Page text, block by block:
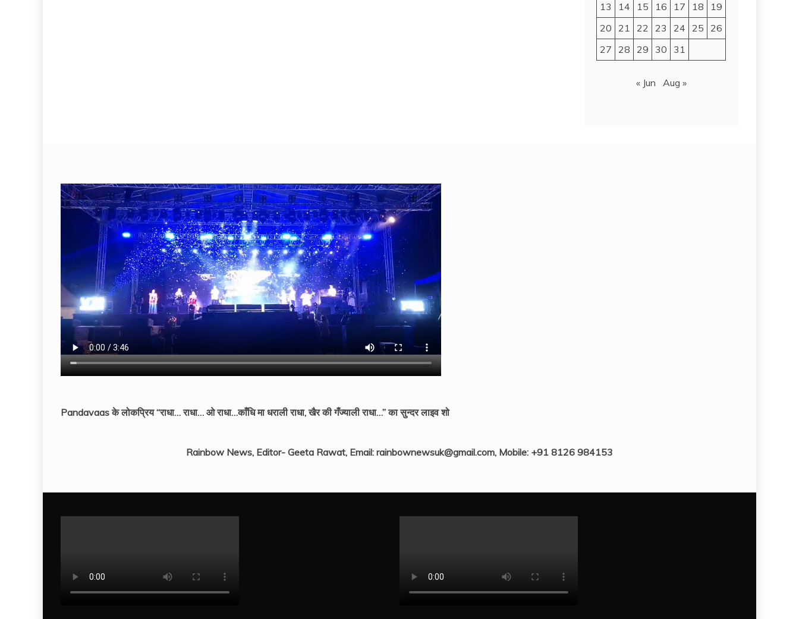
13
14 15 16 17 18
19
20
21 22 23 24 25
26
27
28 29 30 31
« Jun Aug »
Pandavaas के लोकप्रिय “राधा… राधा… ओ राधा…काँधि मा धराली राधा, खैर की गँज्याली राधा…” का सुन्दर लाइव शो
Rainbow News, Editor- Geeta Rawat, Email: rainbownewsuk@gmail.com, Mobile: +91 8126 984153